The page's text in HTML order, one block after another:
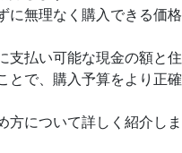
に無理なく購入できる価格
支払い可能な現金の額と住
とで、購入予算をより正確
方について詳しく紹介しま